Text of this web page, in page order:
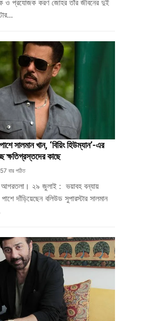
ও প্রযোজক করণ জোহর তাঁর জীবনের দুই
সালমান খান, ‘বিয়িং হিউম্যান’-এর
ক্ষতিগ্রস্তদের কাছে
57 বার পঠিত
আগরতলা। ২৯ জুলাই : ভয়াবহ বন্যায়
দাঁড়িয়েছেন বলিউড সুপারস্টার সালমান